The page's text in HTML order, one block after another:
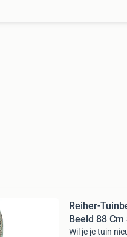
Reiher-
Beeld 88
Wil je je tuin